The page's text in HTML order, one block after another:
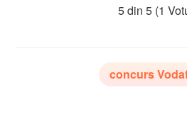
5 din 5(1 Voturi)
concurs